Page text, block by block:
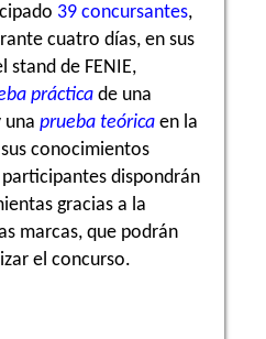
39 concursantes,
cuatro días, en sus
stand de FENIE,
práctica de una
una prueba teórica en la
conocimientos
dispondrán
gracias a la
marcas, que podrán
el concurso.